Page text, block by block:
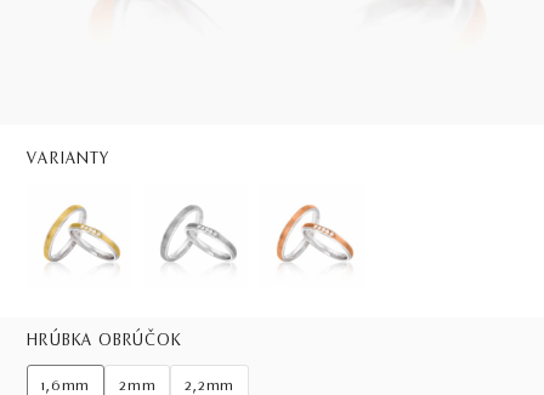
VARIANTY
HRÚBKA OBRÚČOK
1,6mm 2mm 2,2mm